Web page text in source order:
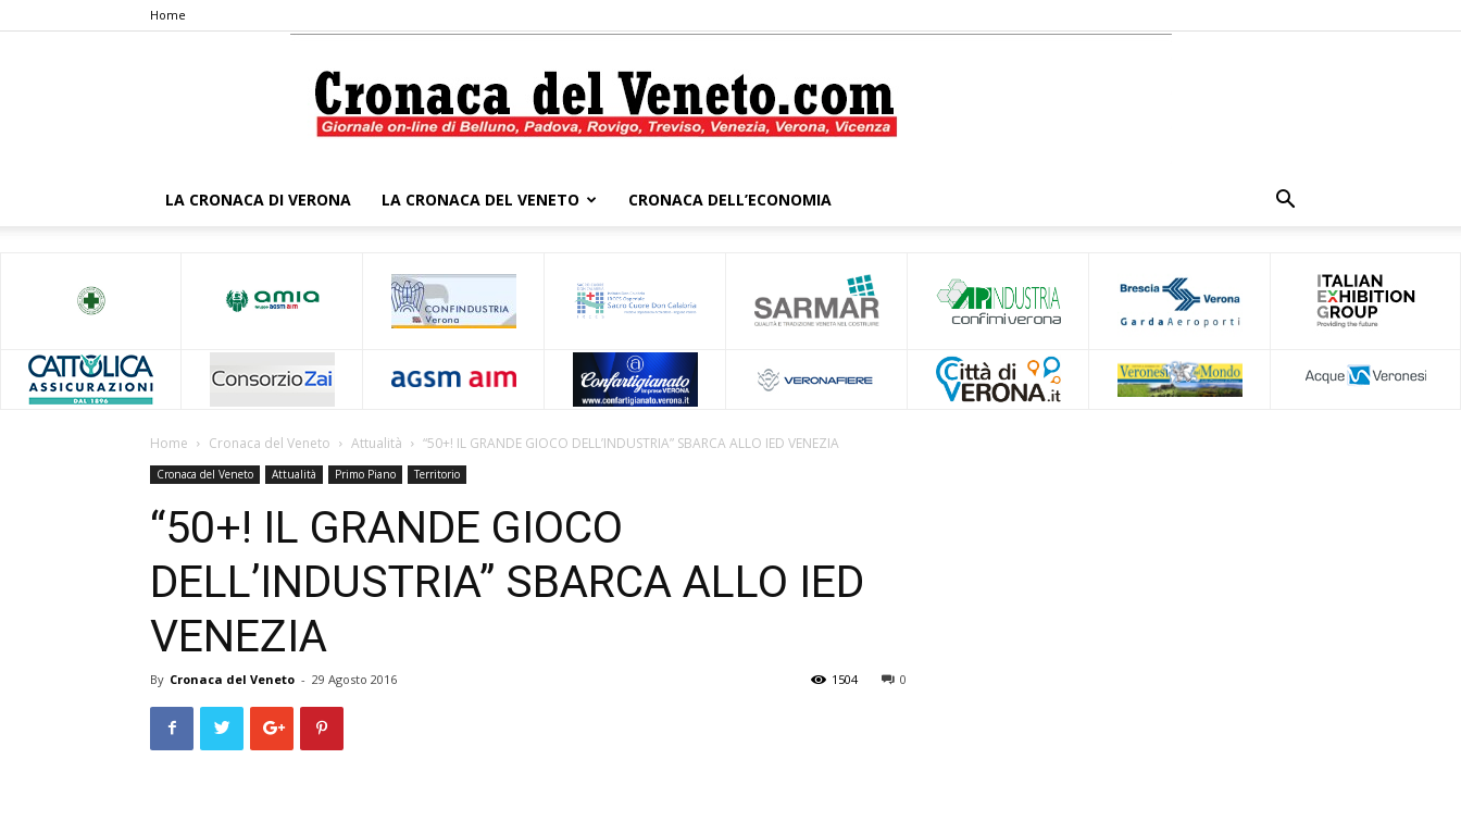
Home
LA CRONACA DI VERONA LA CRONACA DEL VENETO CRONACA DELL’ECONOMIA
Home Cronaca del Veneto Attualità “50+! IL GRANDE GIOCO DELL’INDUSTRIA” SBARCA ALLO IED VENEZIA
Cronaca del Veneto Attualità Primo Piano Territorio
“50+! IL GRANDE GIOCO
DELL’INDUSTRIA” SBARCA ALLO IED
VENEZIA
By Cronaca del Veneto - 29 Agosto 2016 0
1504